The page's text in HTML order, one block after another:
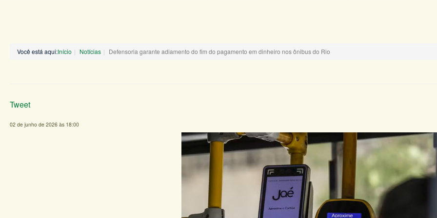
Você está aqui:Início Notícias Defensoria garante adiamento do fim do pagamento em dinheiro nos ônibus do Rio
Tweet
02 de junho de 2026 às 18:00